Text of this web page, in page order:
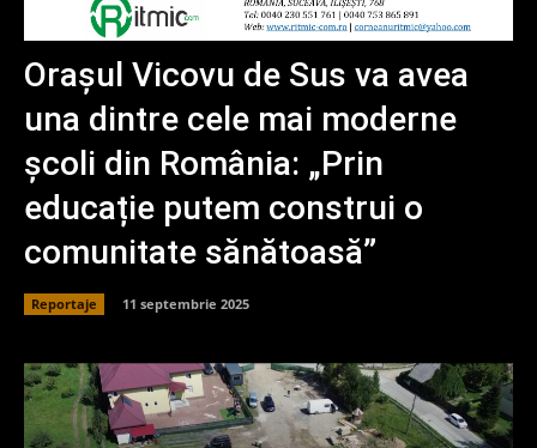
Orașul Vicovu de Sus va avea
una dintre cele mai moderne
școli din România: „Prin
educație putem construi o
comunitate sănătoasă”
Reportaje 11 septembrie 2025